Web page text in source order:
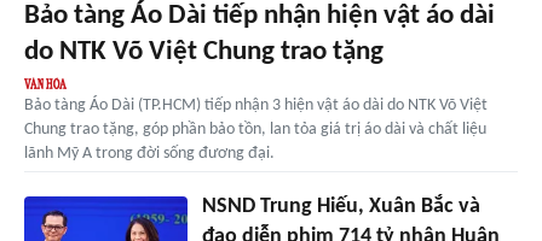
Bảo tàng Áo Dài tiếp nhận hiện vật áo dài
do NTK Võ Việt Chung trao tặng
Bảo tàng Áo Dài (TP.HCM) tiếp nhận 3 hiện vật áo dài do NTK Võ Việt
Chung trao tặng, góp phần bảo tồn, lan tỏa giá trị áo dài và chất liệu
lãnh Mỹ A trong đời sống đương đại.
NSND Trung Hiếu, Xuân Bắc và
đạo diễn phim 714 tỷ nhận Huân